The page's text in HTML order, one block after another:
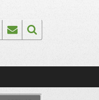
Instagram
Email